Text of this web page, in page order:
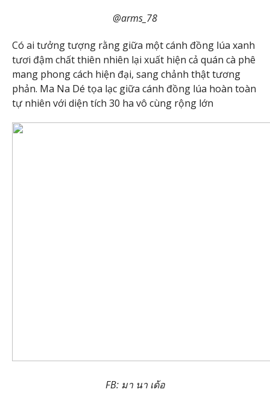
@arms_78
Có ai tưởng tượng rằng giữa một cánh đồng lúa xanh
tươi đậm chất thiên nhiên lại xuất hiện cả quán cà phê
mang phong cách hiện đại, sang chảnh thật tương
phản. Ma Na Dé tọa lạc giữa cánh đồng lúa hoàn toàn
tự nhiên với diện tích 30 ha vô cùng rộng lớn
FB: มา นา เด้อ